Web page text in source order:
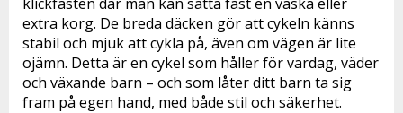
extra korg. De breda däcken gör att cykeln känns
stabil och mjuk att cykla på, även om vägen är lite
ojämn. Detta är en cykel som håller för vardag, väder
och växande barn – och som låter ditt barn ta sig
fram på egen hand, med både stil och säkerhet.